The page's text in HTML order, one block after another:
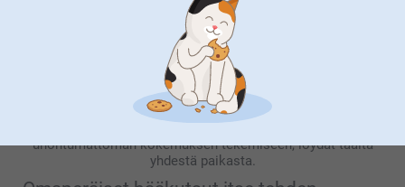
puutarhajuhlista, autamme teitä tekemään ainutlaatuisen
rakkaustarinanne näkyväksi. Ensimmäisestä hääkutsusta,
joka luo tunnelman, viimeisiin kiitoslahjoihin, jotka
vieraanne vievät mukanaan kotiin: täältä löydät kaiken,
jotta häistänne tulee unohtumattomia. Tutustu
personoituihin kutsuihin, omaperäisiin pöytäkoristeisiin,
ainutlaatuisiin kiitoslahjoihin ja lahjoihin, jotka ovat aidosti
unohtumattoman kokemuksen tekemiseen, löydät täältä
yhdestä paikasta.